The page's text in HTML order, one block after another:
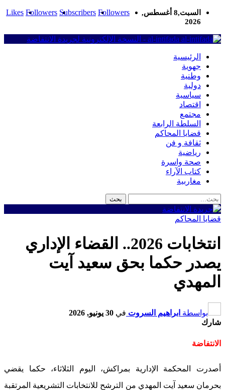
Likes Followers Subscribers Followers
السبت,8 أغسطس,
2026
al-intifada - النسخة الإلكترونية لجريدة الانتفاضة
الرئيسية
جهوية
وطنية
دولية
سياسية
اقتصاد
مجتمع
السلطة الرابعة
قضايا المحاكم
ثقافة و فن
رياضية
صحة واسرة
كتاب الآراء
مغاربية
قضايا المحاكم
انتخابات 2026.. القضاء الإداري
يصدر حكما بحق سعيد آيت
المهدي
بواسطة ابراهيم السروت في 30 يونيو, 2026
شارك
الانتفاضة
أصدرت المحكمة الإدارية بمراكش، اليوم الثلاثاء، حكما يقضي
بحرمان سعيد آيت المهدي من الترشح للانتخابات التشريعية المرتقبة